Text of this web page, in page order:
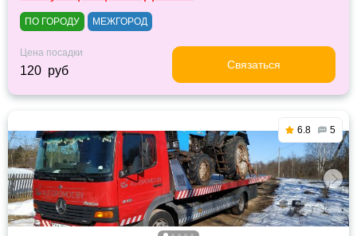
ПО ГОРОДУ МЕЖГОРОД
Цена посадки
120 руб Связаться
6.8 5